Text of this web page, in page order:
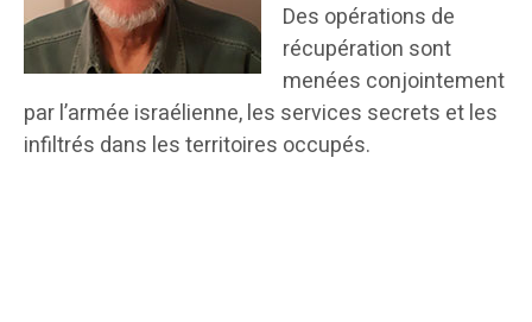
Des opérations de
récupération sont
menées conjointement
par l’armée israélienne, les services secrets et les
infiltrés dans les territoires occupés.